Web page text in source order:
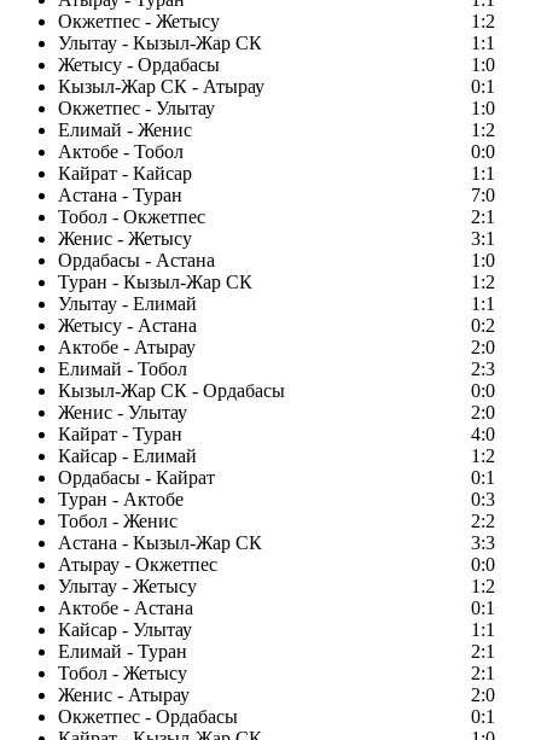
Окжетпес - Жетысу
1:2
Улытау - Кызыл-Жар СК
1:1
Жетысу - Ордабасы
1:0
Кызыл-Жар СК - Атырау
0:1
Окжетпес - Улытау
1:0
Елимай - Женис
1:2
Актобе - Тобол
0:0
Кайрат - Кайсар
1:1
Астана - Туран
7:0
Тобол - Окжетпес
2:1
Женис - Жетысу
3:1
Ордабасы - Астана
1:0
Туран - Кызыл-Жар СК
1:2
Улытау - Елимай
1:1
Жетысу - Астана
0:2
Актобе - Атырау
2:0
Елимай - Тобол
2:3
Кызыл-Жар СК - Ордабасы
0:0
Женис - Улытау
2:0
Кайрат - Туран
4:0
Кайсар - Елимай
1:2
Ордабасы - Кайрат
0:1
Туран - Актобе
0:3
Тобол - Женис
2:2
Астана - Кызыл-Жар СК
3:3
Атырау - Окжетпес
0:0
Улытау - Жетысу
1:2
Актобе - Астана
0:1
Кайсар - Улытау
1:1
Елимай - Туран
2:1
Тобол - Жетысу
2:1
Женис - Атырау
2:0
Окжетпес - Ордабасы
0:1